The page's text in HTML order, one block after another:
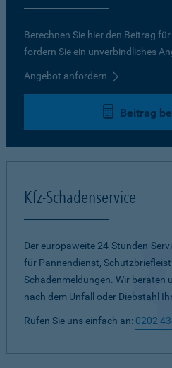
Berechnen Sie hier den Beitrag
fordern Sie ein unverbindliches
Angebot anfordern
Beitrag
Kfz-Schadenservice
Der europaweite 24-Stunden-
für Pannendienst,
Schadenmeldungen. Wir beraten
nach dem Unfall oder Diebstahl
Rufen Sie uns einfach an: 0202